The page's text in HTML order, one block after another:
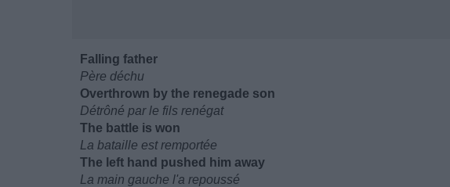
Falling father
Père déchu
Overthrown by the renegade son
Détrôné par le fils renégat
The battle is won
La bataille est remportée
The left hand pushed him away
La main gauche l'a repoussé